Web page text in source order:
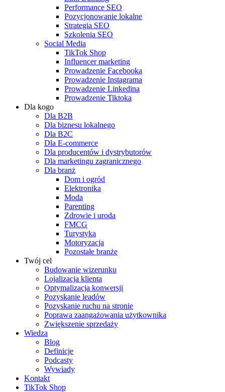
Performance SEO
Pozycjonowanie lokalne
Strategia SEO
Szkolenia SEO
Social Media
TikTok Shop
Influencer marketing
Prowadzenie Facebooka
Prowadzenie Instagrama
Prowadzenie Linkedina
Prowadzenie Tiktoka
Dla kogo
Dla B2B
Dla biznesu lokalnego
Dla B2C
Dla E-commerce
Dla producentów i dystrybutorów
Dla marketingu zagranicznego
Dla branż
Dom i ogród
Elektronika
Moda
Parenting
Zdrowie i uroda
FMCG
Turystyka
Motoryzacja
Pozostałe branże
Twój cel
Budowanie wizerunku
Lojalizacja klienta
Optymalizacja konwersji
Pozyskanie leadów
Pozyskanie ruchu na stronie
Poprawa zaangażowania użytkownika
Zwiększenie sprzedaży
Wiedza
Blog
Definicje
Podcasty
Wywiady
Kontakt
TikTok Shop